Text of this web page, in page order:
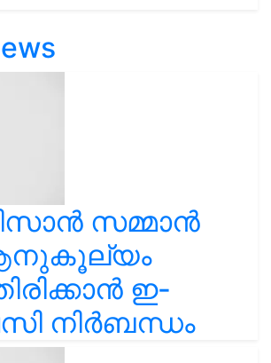
സമ്മാൻ
ഇ-
നിർബന്ധം